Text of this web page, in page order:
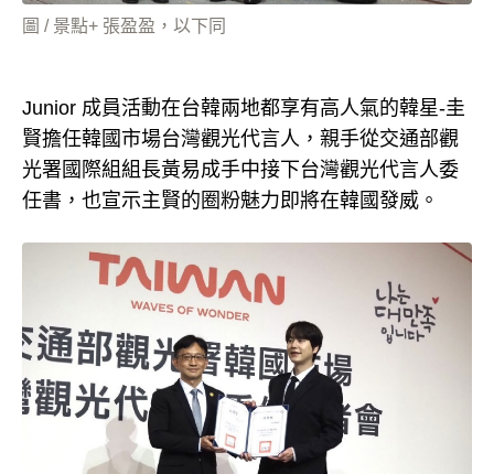
圖 / 景點+ 張盈盈，以下同
Junior 成員活動在台韓兩地都享有高人氣的韓星-圭
賢擔任韓國市場台灣觀光代言人，親手從交通部觀
光署國際組組長黃易成手中接下台灣觀光代言人委
任書，也宣示主賢的圈粉魅力即將在韓國發威。